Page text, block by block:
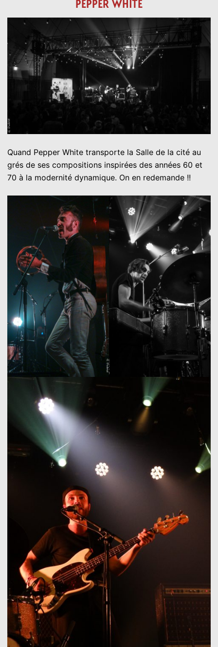
PEPPER WHITE
Quand Pepper White transporte la Salle de la cité au
grés de ses compositions inspirées des années 60 et
70 à la modernité dynamique. On en redemande !!